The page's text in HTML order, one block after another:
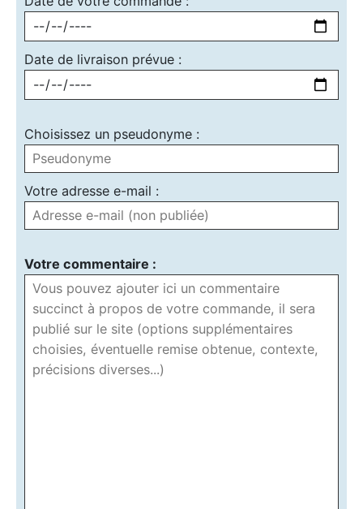
Date de livraison prévue :
Choisissez un pseudonyme :
Votre adresse e-mail :
Votre commentaire :